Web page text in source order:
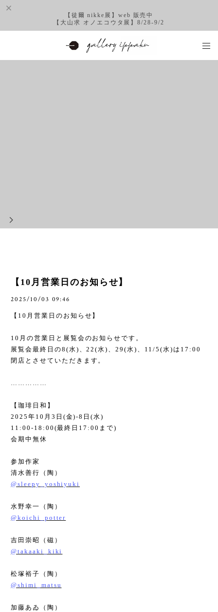
【徒爾 nikke展】web 販売中
【大山求 オノエコウタ展】8/28-9/2
【10月営業日のお知らせ】
2025/10/03 09:46
【 10 月営業日のお知らせ】
10 月の営業日と展覧会のお知らせです。
展覧会最終日の8(水) 、22(水) 、 29(水) 、 11/5(水) は 17:00
閉店とさせていただきます。
……………
【珈琲日和】
2025年 10 月 3 日 (金)-8 日(水)
11:00-18:00(最終日 17:00 まで)
会期中無休
参加作家
清水善行（陶）
@sleepy_yoshiyuki
水野幸一（陶）
@koichi_potter
吉田崇昭（磁）
@takaaki_kiki
松塚裕子（陶）
@shimi_matsu
加藤あゐ（陶）